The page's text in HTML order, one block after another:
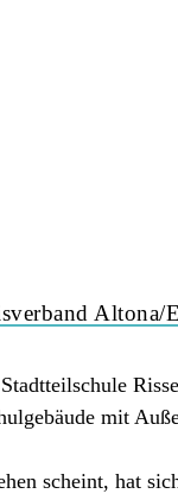
Altona/
mit
scheint, hat